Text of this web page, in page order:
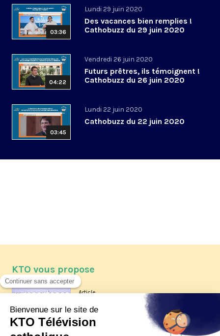
03:36
Lundi 29 juin 2020
Des vacances bien remplies !
Cathobuzz du 29 juin 2020
04:22
Vendredi 26 juin 2020
Futurs prêtres, ils témoignent !
Cathobuzz du 26 juin 2020
03:45
Lundi 22 juin 2020
Cathobuzz du 22 juin 2020
KTO vous propose
Article
Les reportages d'été 2026 de KTO